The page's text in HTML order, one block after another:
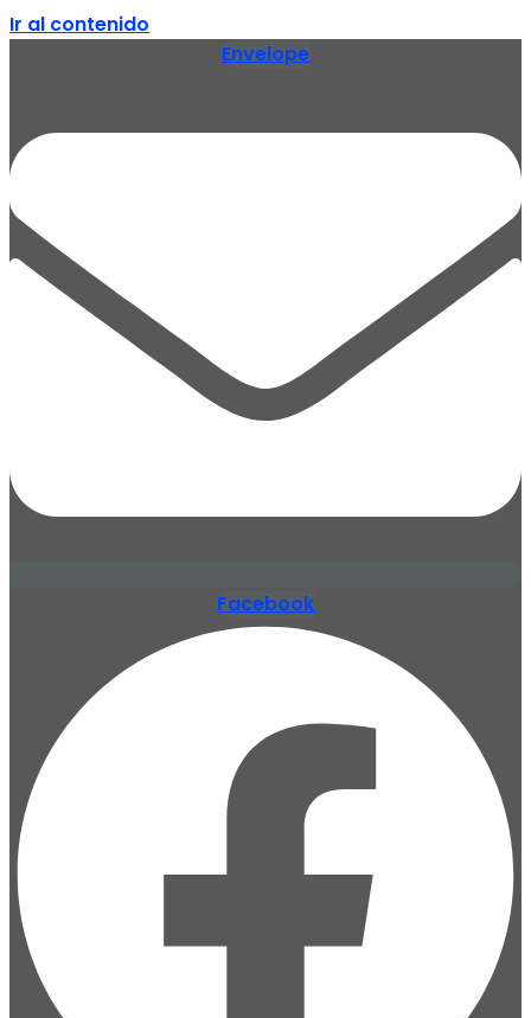
Ir al contenido
Envelope
Facebook